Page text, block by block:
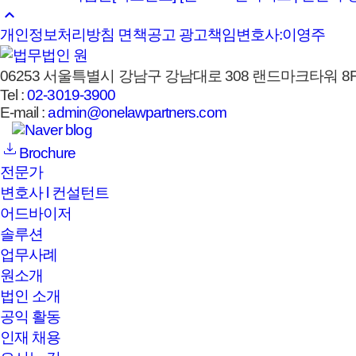
keyboard_arrow_up
개인정보처리방침 면책공고 광고책임변호사:이영주
06253 서울특별시 강남구 강남대로 308 랜드마크타워
Tel :02-3019-3900
E-mail :admin@onelawpartners.com
Brochure
전문가
변호사 l 컨설턴트
어드바이저
솔루션
업무사례
원소개
법인 소개
공익 활동
인재 채용